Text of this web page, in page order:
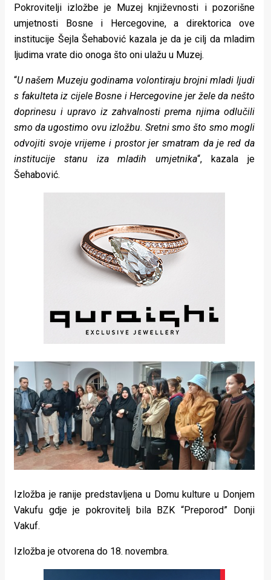
Pokrovitelji izložbe je Muzej književnosti i pozorišne
umjetnosti Bosne i Hercegovine, a direktorica ove
institucije Šejla Šehabović kazala je da je cilj da mladim
ljudima vrate dio onoga što oni ulažu u Muzej.
“U našem Muzeju godinama volontiraju brojni mladi ljudi
s fakulteta iz cijele Bosne i Hercegovine jer žele da nešto
doprinesu i upravo iz zahvalnosti prema njima odlučili
smo da ugostimo ovu izložbu. Sretni smo što smo mogli
odvojiti svoje vrijeme i prostor jer smatram da je red da
institucije stanu iza mladih umjetnika“, kazala je
Šehabović.
Izložba je ranije predstavljena u Domu kulture u Donjem
Vakufu gdje je pokrovitelj bila BZK “Preporod” Donji
Vakuf.
Izložba je otvorena do 18. novembra.